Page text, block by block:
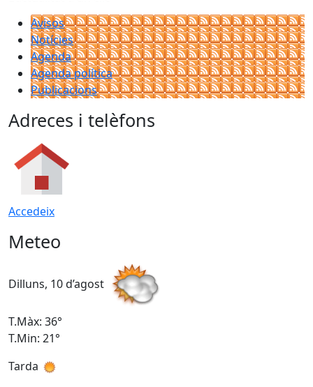
Avisos
Notícies
Agenda
Agenda política
Publicacions
Adreces i telèfons
Accedeix
Meteo
Dilluns, 10 d’agost
T.Màx: 36°
T.Min: 21°
Tarda